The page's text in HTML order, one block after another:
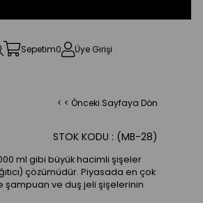
Sepetim0 Üye Girişi
< < Önceki Sayfaya Dön
(MB-28)
STOK KODU
ml gibi büyük hacimli şişeler
çözümüdür. Piyasada en çok
şampuan ve duş jeli şişelerinin